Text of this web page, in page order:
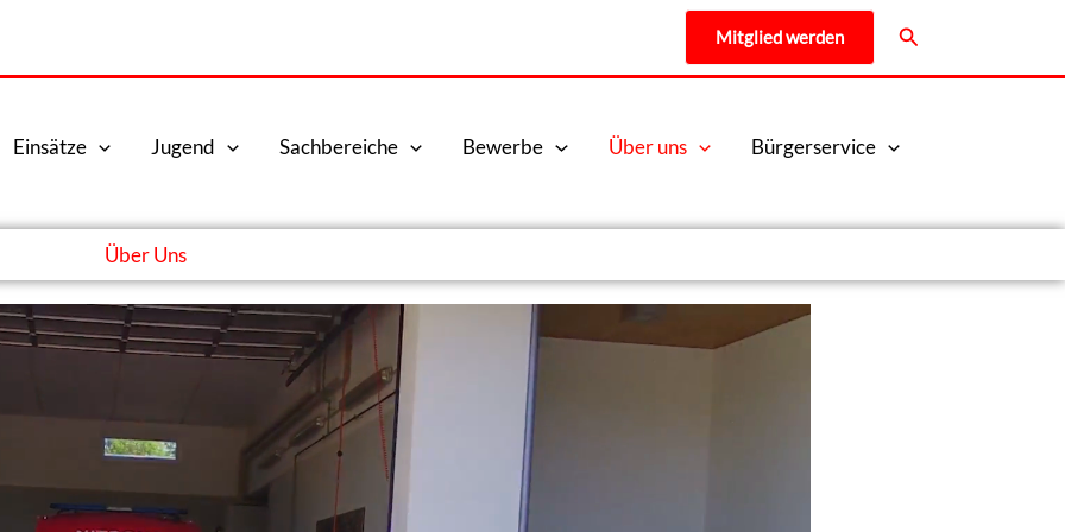
Mitglied werden Suchen
Einsätze Jugend Sachbereiche Bewerbe Über uns Bürgerservice
Über Uns